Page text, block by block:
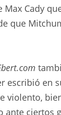
Max Cady
que
escribió en
violento,
ante ciertos